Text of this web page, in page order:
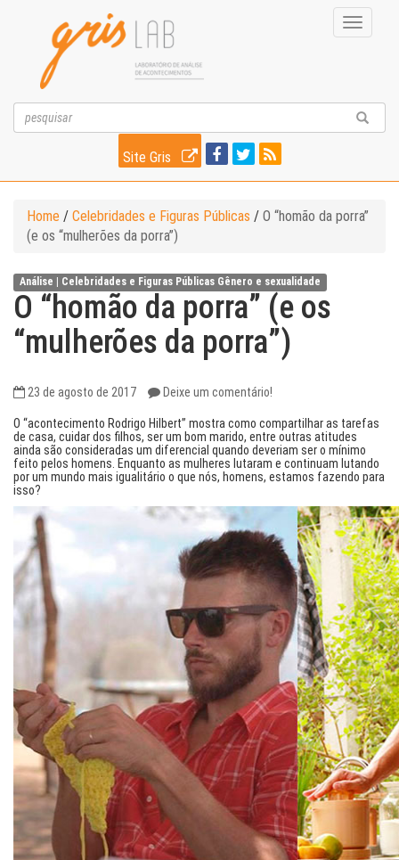
Toggle
Site Gris
Home / Celebridades e Figuras Públicas / O “homão da porra”
(e os “mulherões da porra”)
Análise | Celebridades e Figuras Públicas Gênero e sexualidade
O “homão da porra” (e os
“mulherões da porra”)
23 de agosto de 2017 Deixe um comentário!
O “acontecimento Rodrigo Hilbert” mostra como compartilhar as tarefas
de casa, cuidar dos filhos, ser um bom marido, entre outras atitudes
ainda são consideradas um diferencial quando deveriam ser o mínimo
feito pelos homens. Enquanto as mulheres lutaram e continuam lutando
por um mundo mais igualitário o que nós, homens, estamos fazendo para
isso?